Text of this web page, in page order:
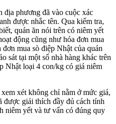
địa phương đã vào cuộc xác
được nhắc tên. Qua kiểm tra,
quán ăn nói trên có niêm yết
động cũng như hóa đơn mua
mua sò điệp Nhật của quán
sát tại một số nhà hàng khác trên
Nhật loại 4 con/kg có giá niêm
xét không chỉ nằm ở mức giá,
được giải thích đầy đủ cách tính
niêm yết và tư vấn có đúng quy